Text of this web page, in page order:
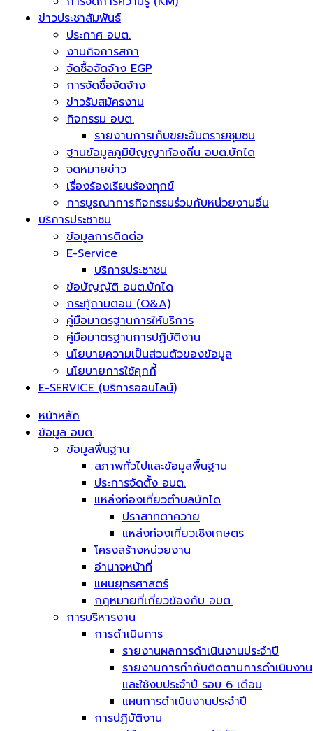
ข่าวประชาสัมพันธ์
ประกาศ อบต.
งานกิจการสภา
จัดซื้อจัดจ้าง EGP
การจัดซื้อจัดจ้าง
ข่าวรับสมัครงาน
กิจกรรม อบต.
รายงานการเก็บขยะอันตรายชุมชน
ฐานข้อมูลภูมิปัญญาท้องถิ่น อบต.บักได
จดหมายข่าว
เรื่องร้องเรียนร้องทุกข์
การบูรณาการกิจกรรมร่วมกับหน่วยงานอื่น
บริการประชาชน
ข้อมูลการติดต่อ
E-Service
บริการประชาชน
ข้อบัญญัติ อบต.บักได
กระทู้ถามตอบ (Q&A)
คู่มือมาตรฐานการให้บริการ
คู่มือมาตรฐานการปฏิบัติงาน
นโยบายความเป็นส่วนตัวของข้อมูล
นโยบายการใช้คุกกี้
E-SERVICE (บริการออนไลน์)
หน้าหลัก
ข้อมูล อบต.
ข้อมูลพื้นฐาน
สภาพทั่วไปและข้อมูลพื้นฐาน
ประการจัดตั้ง อบต.
แหล่งท่องเที่ยวตำบลบักได
ปราสาทตาควาย
แหล่งท่องเที่ยวเชิงเกษตร
โครงสร้างหน่วยงาน
อำนาจหน้าที่
แผนยุทธศาสตร์
กฎหมายที่เกี่ยวข้องกับ อบต.
การบริหารงาน
การดำเนินการ
รายงานผลการดำเนินงานประจำปี
รายงานการกำกับติดตามการดำเนินงาน
และใช้งบประจำปี รอบ 6 เดือน
แผนการดำเนินงานประจำปี
การปฏิบัติงาน